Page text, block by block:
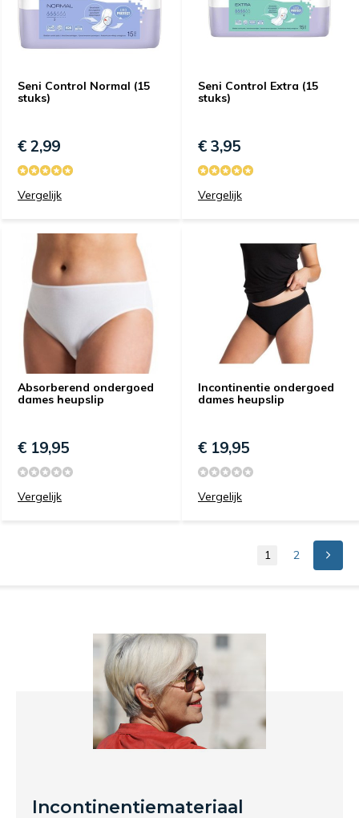
Seni Control Normal (15
stuks)
€ 2,99
Vergelijk
Seni Control Extra (15
stuks)
€ 3,95
Vergelijk
Absorberend ondergoed
dames heupslip
€ 19,95
Vergelijk
Incontinentie ondergoed
dames heupslip
€ 19,95
Vergelijk
1 2
Incontinentiemateriaal